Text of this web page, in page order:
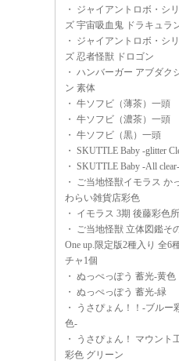
・ ジャイアントロボ・シ
ズ 宇宙吸血鬼 ドラキュラ
・ ジャイアントロボ・シ
ズ 忍者怪獣 ドロゴン
・ ハンバーガー アブダク
ン 素体
・ 牛ソフビ（薄茶）一頭
・ 牛ソフビ（濃茶）一頭
・ 牛ソフビ（黒）一頭
・ SKUTTLE Baby -glitter
・ SKUTTLE Baby -All clear-
・ ご当地怪獣イモラス か
わらい雑貨店彩色
・ イモラス 3期 後藤彩色所
・ ご当地怪獣 立体図鑑そ
One up.限定版2種入り 全6
チャ1個
・ ぬっぺっぽう 蓄光-黄色
・ ぬっぺっぽう 蓄光-緑
・
うさぴょん！！-ブルー
色-
・
うさぴょん！ マウント
彩色 グリーン